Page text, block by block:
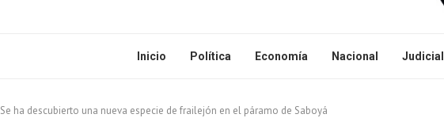
Inicio Política Economía Nacional Judicial
Se ha descubierto una nueva especie de frailejón en el páramo de Saboyá